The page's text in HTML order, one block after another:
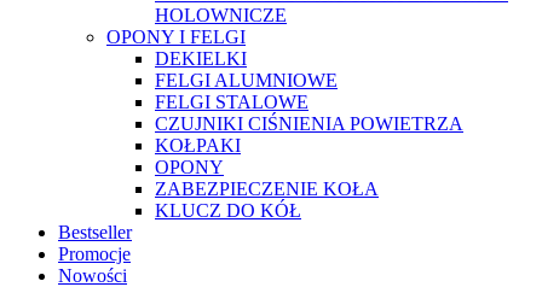
HOLOWNICZE
OPONY I FELGI
DEKIELKI
FELGI ALUMNIOWE
FELGI STALOWE
CZUJNIKI CIŚNIENIA POWIETRZA
KOŁPAKI
OPONY
ZABEZPIECZENIE KOŁA
KLUCZ DO KÓŁ
Bestseller
Promocje
Nowości